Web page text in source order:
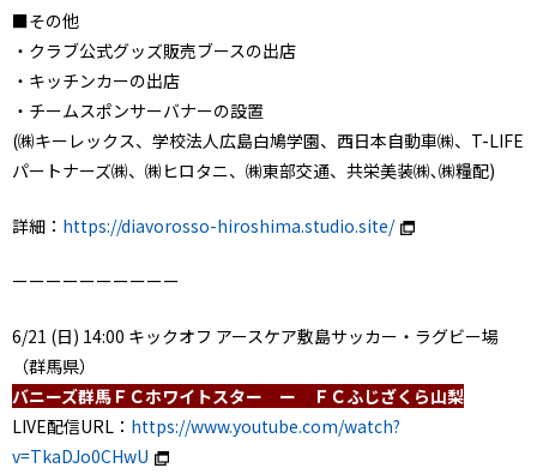
■その他
・クラブ公式グッズ販売ブースの出店
・キッチンカーの出店
・チームスポンサーバナーの設置
(㈱キーレックス、学校法人広島白鳩学園、西日本自動車㈱、T-LIFE
パートナーズ㈱、㈱ヒロタニ、㈱東部交通、共栄美装㈱､㈱糧配)
詳細： https://diavorosso-hiroshima.studio.site/
ーーーーーーーーーー
6/21 (日) 14:00 キックオフ アースケア敷島サッカー・ラグビー場
（群馬県）
バニーズ群馬ＦＣホワイトスター ー ＦＣふじざくら山梨
LIVE配信URL： https://www.youtube.com/watch?
v=TkaDJo0CHwU